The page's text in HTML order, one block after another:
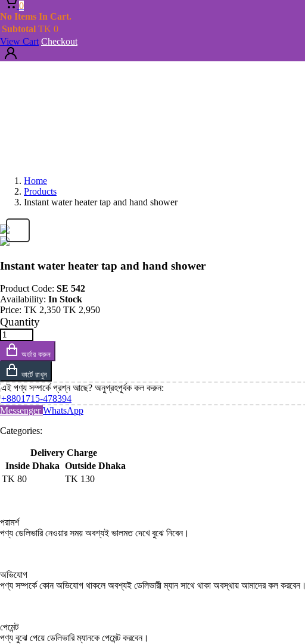
0
No Items In Cart.
Subtotal TK 0
View Cart Checkout
Home
Products
Instant water heater tap and hand shower
Instant water heater tap and hand shower
Product Code: SE 542
Availability: In Stock
Price: TK 2,350 TK 2,950
Quantity
অর্ডার করুন
কার্টে রাখুন
এই পণ্য সম্পর্কে প্রশ্ন আছে? অনুগ্রহপূর্বক কল করুন:
+8801715-478394
MessengerWhatsApp
Categories:
Delivery Charge
Inside Dhaka Outside Dhaka
TK 80 TK 130
পরামর্শ
পণ্য ডেলিভারি নেওয়ার সময় অবশ্যই ভালমত দেখে বুঝে নিবেন।
অভিযোগ
পণ্য সম্পর্কে কোন অভিযোগ থাকলে অবশ্যই ডেলিভারী ম্যান সাথে থাকা অবস্থায় আমাদের কল করবেন।
পেমেন্ট
পণ্য বুঝে পেয়ে ডেলিভারি ম্যানকে পেমেন্ট করবেন।